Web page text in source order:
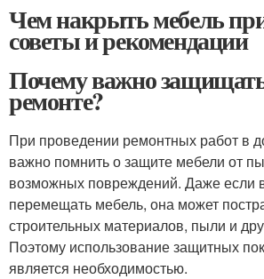
Чем накрыть мебель
советы и рекомендации
Почему важно
ремонте?
При проведении ремонтных работ в
важно помнить о защите мебели от
возможных повреждений. Даже если
перемещать мебель, она может
строительных материалов, пыли и
Поэтому использование защитных
является необходимостью.